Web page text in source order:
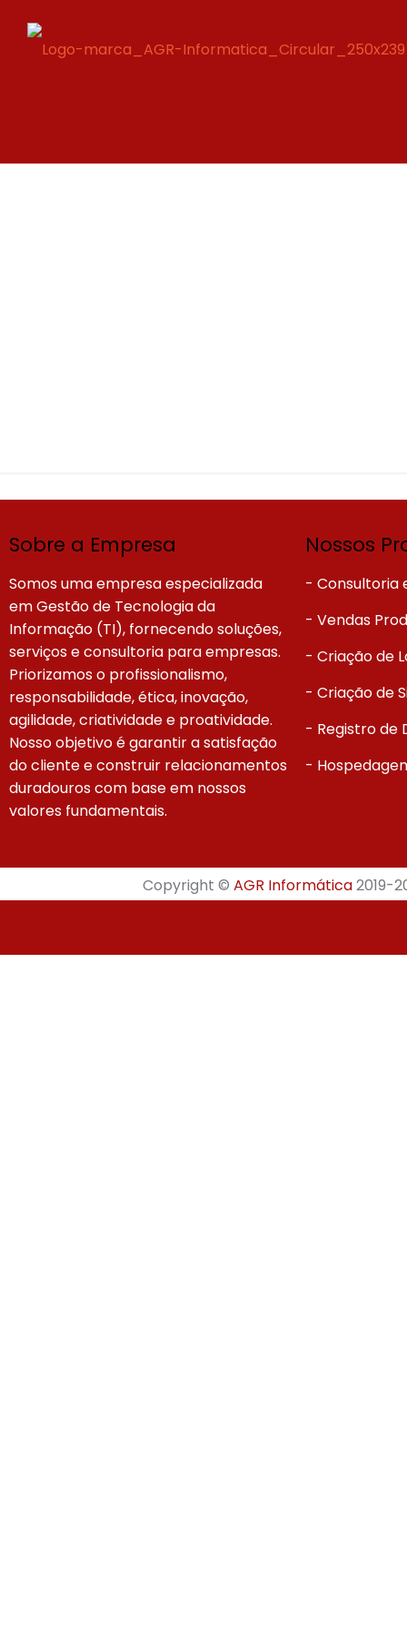
Sobre a Empresa
Somos uma empresa especializada
em Gestão de Tecnologia da
Informação (TI), fornecendo soluções,
serviços e consultoria para empresas.
Priorizamos o profissionalismo,
responsabilidade, ética, inovação,
agilidade, criatividade e proatividade.
Nosso objetivo é garantir a satisfação
do cliente e construir relacionamentos
duradouros com base em nossos
valores fundamentais.
Nossos
- Consultoria
- Vendas
- Criação de
- Criação de
- Registro de
-
Copyright ©AGR Informática2019-